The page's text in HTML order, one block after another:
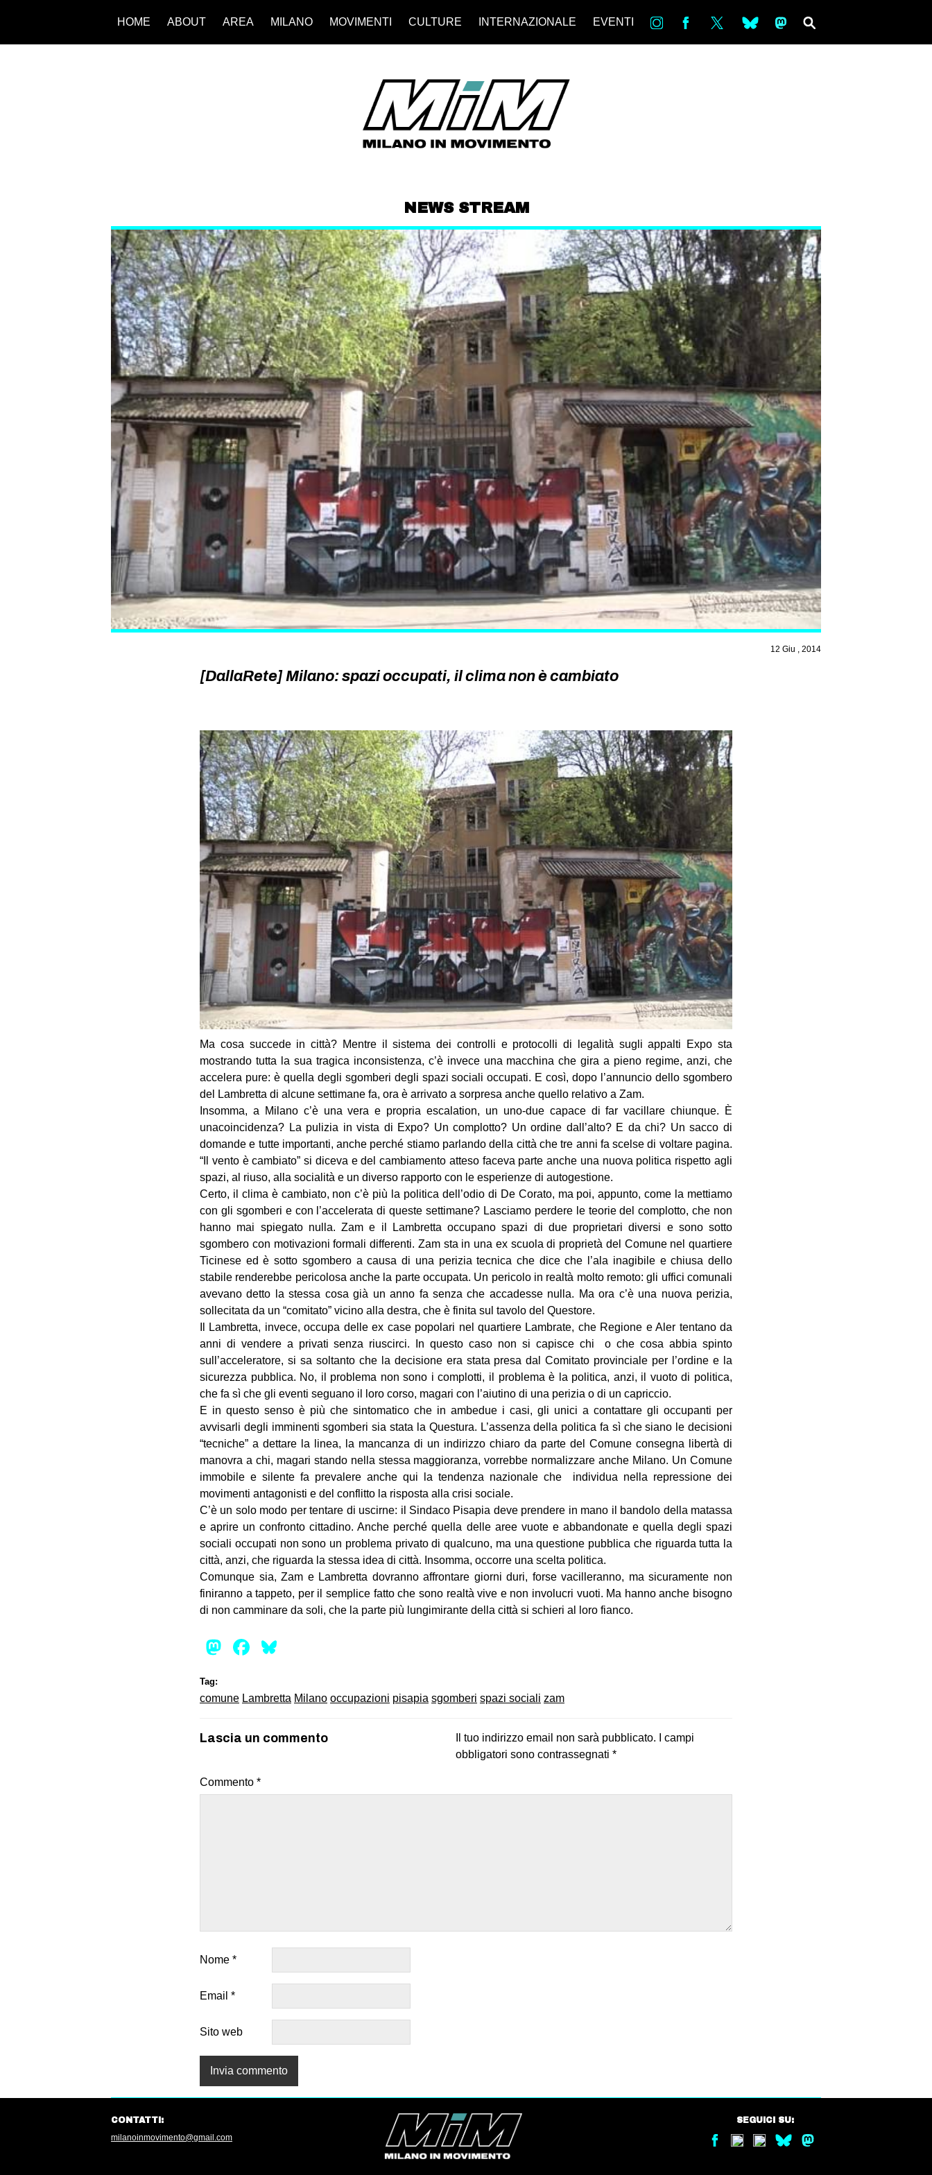
HOME ABOUT AREA MILANO MOVIMENTI CULTURE INTERNAZIONALE EVENTI in bsky ms
NEWS STREAM
12 Giu , 2014
[DallaRete] Milano: spazi occupati, il clima non è cambiato
Ma cosa succede in città? Mentre il sistema dei controlli e protocolli di legalità sugli appalti Expo sta
mostrando tutta la sua tragica inconsistenza, c’è invece una macchina che gira a pieno regime, anzi, che
accelera pure: è quella degli sgomberi degli spazi sociali occupati. E così, dopo l’annuncio dello sgombero
del Lambretta di alcune settimane fa, ora è arrivato a sorpresa anche quello relativo a Zam.
Insomma, a Milano c’è una vera e propria escalation, un uno-due capace di far vacillare chiunque. È
unacoincidenza? La pulizia in vista di Expo? Un complotto? Un ordine dall’alto? E da chi? Un sacco di
domande e tutte importanti, anche perché stiamo parlando della città che tre anni fa scelse di voltare pagina.
“Il vento è cambiato” si diceva e del cambiamento atteso faceva parte anche una nuova politica rispetto agli
spazi, al riuso, alla socialità e un diverso rapporto con le esperienze di autogestione.
Certo, il clima è cambiato, non c’è più la politica dell’odio di De Corato, ma poi, appunto, come la mettiamo
con gli sgomberi e con l’accelerata di queste settimane? Lasciamo perdere le teorie del complotto, che non
hanno mai spiegato nulla. Zam e il Lambretta occupano spazi di due proprietari diversi e sono sotto
sgombero con motivazioni formali differenti. Zam sta in una ex scuola di proprietà del Comune nel quartiere
Ticinese ed è sotto sgombero a causa di una perizia tecnica che dice che l’ala inagibile e chiusa dello
stabile renderebbe pericolosa anche la parte occupata. Un pericolo in realtà molto remoto: gli uffici comunali
avevano detto la stessa cosa già un anno fa senza che accadesse nulla. Ma ora c’è una nuova perizia,
sollecitata da un “comitato” vicino alla destra, che è finita sul tavolo del Questore.
Il Lambretta, invece, occupa delle ex case popolari nel quartiere Lambrate, che Regione e Aler tentano da
anni di vendere a privati senza riuscirci. In questo caso non si capisce chi o che cosa abbia spinto
sull’acceleratore, si sa soltanto che la decisione era stata presa dal Comitato provinciale per l’ordine e la
sicurezza pubblica. No, il problema non sono i complotti, il problema è la politica, anzi, il vuoto di politica,
che fa sì che gli eventi seguano il loro corso, magari con l’aiutino di una perizia o di un capriccio.
E in questo senso è più che sintomatico che in ambedue i casi, gli unici a contattare gli occupanti per
avvisarli degli imminenti sgomberi sia stata la Questura. L’assenza della politica fa sì che siano le decisioni
“tecniche” a dettare la linea, la mancanza di un indirizzo chiaro da parte del Comune consegna libertà di
manovra a chi, magari stando nella stessa maggioranza, vorrebbe normalizzare anche Milano. Un Comune
immobile e silente fa prevalere anche qui la tendenza nazionale che individua nella repressione dei
movimenti antagonisti e del conflitto la risposta alla crisi sociale.
C’è un solo modo per tentare di uscirne: il Sindaco Pisapia deve prendere in mano il bandolo della matassa
e aprire un confronto cittadino. Anche perché quella delle aree vuote e abbandonate e quella degli spazi
sociali occupati non sono un problema privato di qualcuno, ma una questione pubblica che riguarda tutta la
città, anzi, che riguarda la stessa idea di città. Insomma, occorre una scelta politica.
Comunque sia, Zam e Lambretta dovranno affrontare giorni duri, forse vacilleranno, ma sicuramente non
finiranno a tappeto, per il semplice fatto che sono realtà vive e non involucri vuoti. Ma hanno anche bisogno
di non camminare da soli, che la parte più lungimirante della città si schieri al loro fianco.
Mastodon
Facebook
Tag:
comune Lambretta Milano occupazioni pisapia sgomberi spazi sociali zam
Lascia un commento Il tuo indirizzo email non sarà pubblicato.
I campi
obbligatori sono contrassegnati *
Commento *
Nome *
Email *
Sito web
CONTATTI:
milanoinmovimento@gmail.com
SEGUICI SU: